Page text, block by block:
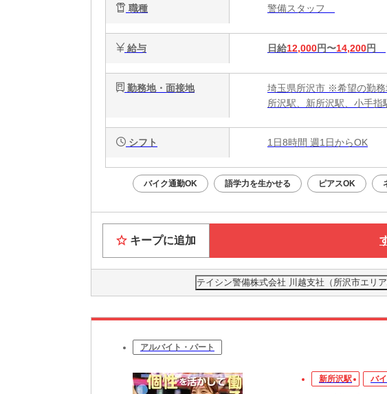
職種 警備スタッフ
給与 日給12,000円〜14,200円
勤務地・面接地
埼玉県所沢市 ※希望の勤
所沢駅、新所沢駅、小手指
シフト 1日8時間 週1日からOK
バイク通勤OK 語学力を生かせる ピアスOK
キープに追加
テイシン警備株式会社 川越支社（所沢市エリ
アルバイト・パート
新所沢駅 バ